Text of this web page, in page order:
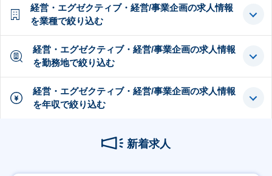
経営・エグゼクティブ・経営/事業企画の求人情報
を業種で絞り込む
経営・エグゼクティブ・経営/事業企画の求人情報
を勤務地で絞り込む
経営・エグゼクティブ・経営/事業企画の求人情報
を年収で絞り込む
新着求人